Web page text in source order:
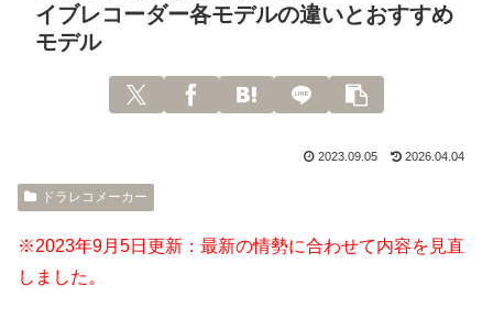
イブレコーダー各モデルの違いとおすすめ
モデル
2023.09.05 2026.04.04
ドラレコメーカー
※2023年9月5日更新：最新の情勢に合わせて内容を見直
しました。